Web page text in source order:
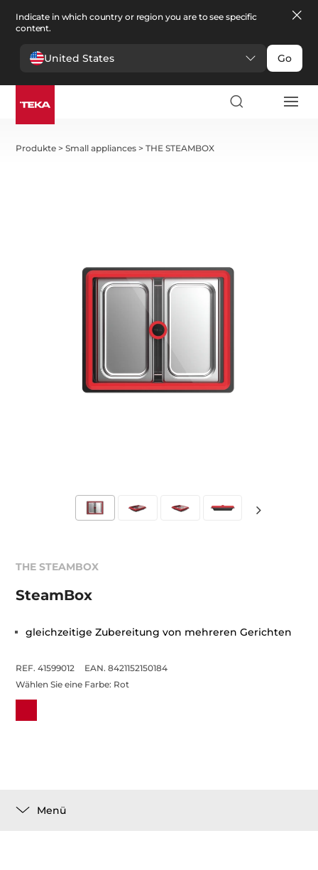
Indicate in which country or region you are to see specific
content.
United States Go
Produkte >Small appliances >THE STEAMBOX
THE STEAMBOX
SteamBox
gleichzeitige Zubereitung von mehreren Gerichten
REF. 41599012
EAN. 8421152150184
Wählen Sie eine Farbe: Rot
Menü